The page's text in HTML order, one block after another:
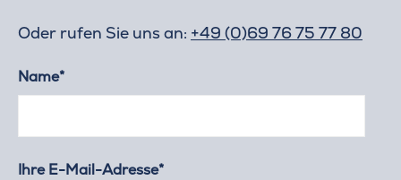
Oder rufen Sie uns an: +49 (0)69 76 75 77 80
Name*
Ihre E-Mail-Adresse*